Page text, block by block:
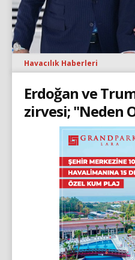
Havacılık Haberleri
Erdoğan ve
zirvesi; "Neden